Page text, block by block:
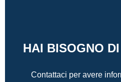
HAI BISOGNO
Contattaci per avere